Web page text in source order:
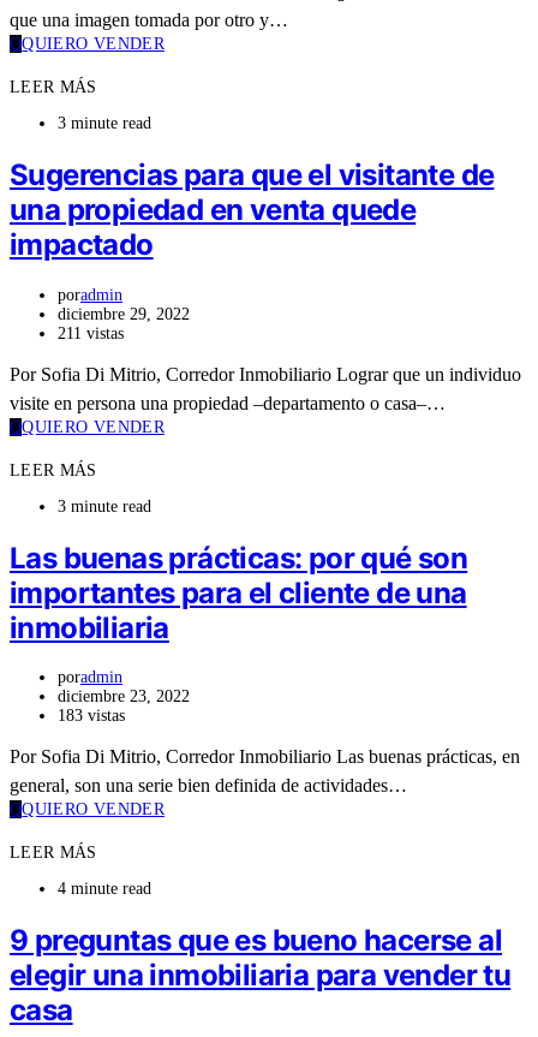
que una imagen tomada por otro y…
QQUIERO VENDER
LEER MÁS
3 minute read
Sugerencias para que el visitante de
una propiedad en venta quede
impactado
poradmin
diciembre 29, 2022
211 vistas
Por Sofia Di Mitrio, Corredor Inmobiliario Lograr que un individuo
visite en persona una propiedad –departamento o casa–…
QQUIERO VENDER
LEER MÁS
3 minute read
Las buenas prácticas: por qué son
importantes para el cliente de una
inmobiliaria
poradmin
diciembre 23, 2022
183 vistas
Por Sofia Di Mitrio, Corredor Inmobiliario Las buenas prácticas, en
general, son una serie bien definida de actividades…
QQUIERO VENDER
LEER MÁS
4 minute read
9 preguntas que es bueno hacerse al
elegir una inmobiliaria para vender tu
casa